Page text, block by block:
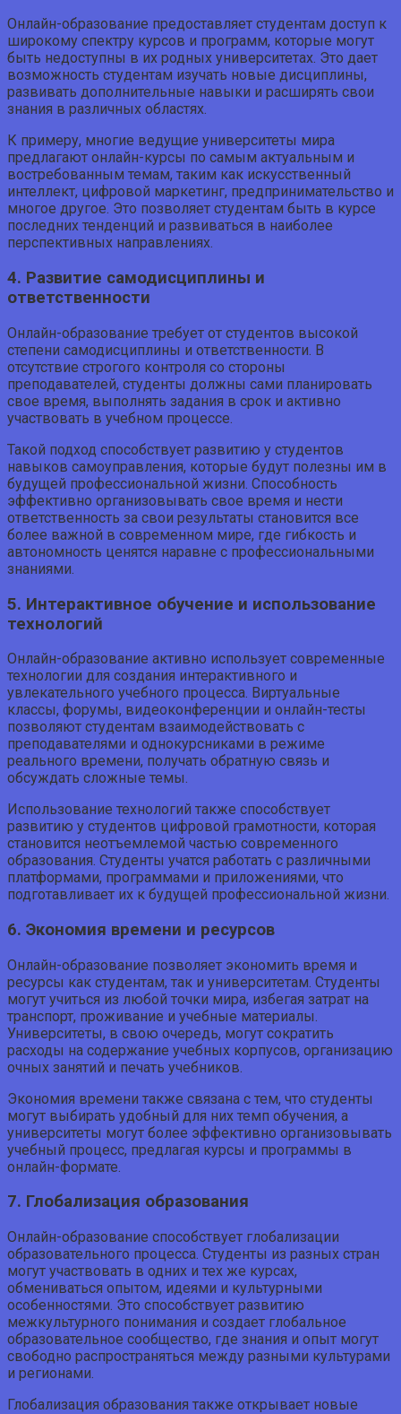
Онлайн-образование предоставляет студентам доступ к
широкому спектру курсов и программ, которые могут
быть недоступны в их родных университетах. Это дает
возможность студентам изучать новые дисциплины,
развивать дополнительные навыки и расширять свои
знания в различных областях.
К примеру, многие ведущие университеты мира
предлагают онлайн-курсы по самым актуальным и
востребованным темам, таким как искусственный
интеллект, цифровой маркетинг, предпринимательство и
многое другое. Это позволяет студентам быть в курсе
последних тенденций и развиваться в наиболее
перспективных направлениях.
4. Развитие самодисциплины и
ответственности
Онлайн-образование требует от студентов высокой
степени самодисциплины и ответственности. В
отсутствие строгого контроля со стороны
преподавателей, студенты должны сами планировать
свое время, выполнять задания в срок и активно
участвовать в учебном процессе.
Такой подход способствует развитию у студентов
навыков самоуправления, которые будут полезны им в
будущей профессиональной жизни. Способность
эффективно организовывать свое время и нести
ответственность за свои результаты становится все
более важной в современном мире, где гибкость и
автономность ценятся наравне с профессиональными
знаниями.
5. Интерактивное обучение и использование
технологий
Онлайн-образование активно использует современные
технологии для создания интерактивного и
увлекательного учебного процесса. Виртуальные
классы, форумы, видеоконференции и онлайн-тесты
позволяют студентам взаимодействовать с
преподавателями и однокурсниками в режиме
реального времени, получать обратную связь и
обсуждать сложные темы.
Использование технологий также способствует
развитию у студентов цифровой грамотности, которая
становится неотъемлемой частью современного
образования. Студенты учатся работать с различными
платформами, программами и приложениями, что
подготавливает их к будущей профессиональной жизни.
6. Экономия времени и ресурсов
Онлайн-образование позволяет экономить время и
ресурсы как студентам, так и университетам. Студенты
могут учиться из любой точки мира, избегая затрат на
транспорт, проживание и учебные материалы.
Университеты, в свою очередь, могут сократить
расходы на содержание учебных корпусов, организацию
очных занятий и печать учебников.
Экономия времени также связана с тем, что студенты
могут выбирать удобный для них темп обучения, а
университеты могут более эффективно организовывать
учебный процесс, предлагая курсы и программы в
онлайн-формате.
7. Глобализация образования
Онлайн-образование способствует глобализации
образовательного процесса. Студенты из разных стран
могут участвовать в одних и тех же курсах,
обмениваться опытом, идеями и культурными
особенностями. Это способствует развитию
межкультурного понимания и создает глобальное
образовательное сообщество, где знания и опыт могут
свободно распространяться между разными культурами
и регионами.
Глобализация образования также открывает новые